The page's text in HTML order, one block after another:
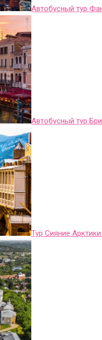
Автобусный тур
Автобусный тур
Тур Сияние